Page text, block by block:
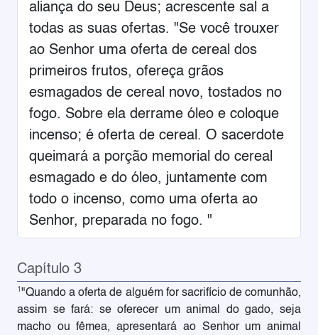
aliança do seu Deus; acrescente sal a
todas as suas ofertas. "Se você trouxer
ao Senhor uma oferta de cereal dos
primeiros frutos, ofereça grãos
esmagados de cereal novo, tostados no
fogo. Sobre ela derrame óleo e coloque
incenso; é oferta de cereal. O sacerdote
queimará a porção memorial do cereal
esmagado e do óleo, juntamente com
todo o incenso, como uma oferta ao
Senhor, preparada no fogo. "
Capítulo 3
1 "Quando a oferta de alguém for sacrifício de comunhão,
assim se fará: se oferecer um animal do gado, seja
macho ou fêmea, apresentará ao Senhor um animal